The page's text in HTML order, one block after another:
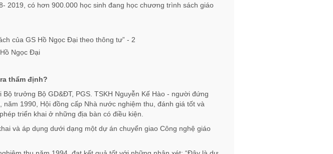
2019, có hơn 900.000 học sinh đang học chương trình sách giáo
Ngọc Đại
thẩm định?
Bộ trưởng Bộ GD&ĐT, PGS. TSKH Nguyễn Kế Hào - người đứng
năm 1990, Hội đồng cấp Nhà nước nghiệm thu, đánh giá tốt và
triển khai ở những địa bàn có điều kiện.
và áp dụng dưới dạng một dự án chuyển giao Công nghệ giáo